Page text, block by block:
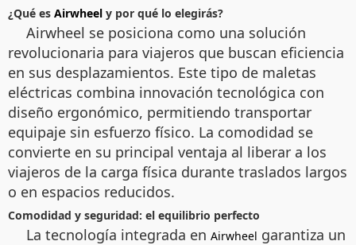
¿Qué es Airwheel y por qué lo elegirás?
Airwheel se posiciona como una solución
revolucionaria para viajeros que buscan eficiencia
en sus desplazamientos. Este tipo de maletas
eléctricas combina innovación tecnológica con
diseño ergonómico, permitiendo transportar
equipaje sin esfuerzo físico. La comodidad se
convierte en su principal ventaja al liberar a los
viajeros de la carga física durante traslados largos
o en espacios reducidos.
Comodidad y seguridad: el equilibrio perfecto
La tecnología integrada en Airwheel garantiza un